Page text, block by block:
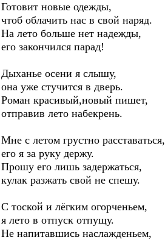
Готовит новые одежды,
чтоб облачить нас в свой наряд.
На лето больше нет надежды,
его закончился парад!
Дыханье осени я слышу,
она уже стучится в дверь.
Роман красивый,новый пишет,
отправив лето набекрень.
Мне с летом грустно расставаться,
его я за руку держу.
Прошу его лишь задержаться,
кулак разжать свой не спешу.
С тоской и лёгким огорченьем,
я лето в отпуск отпущу.
Не напитавшись наслажденьем,